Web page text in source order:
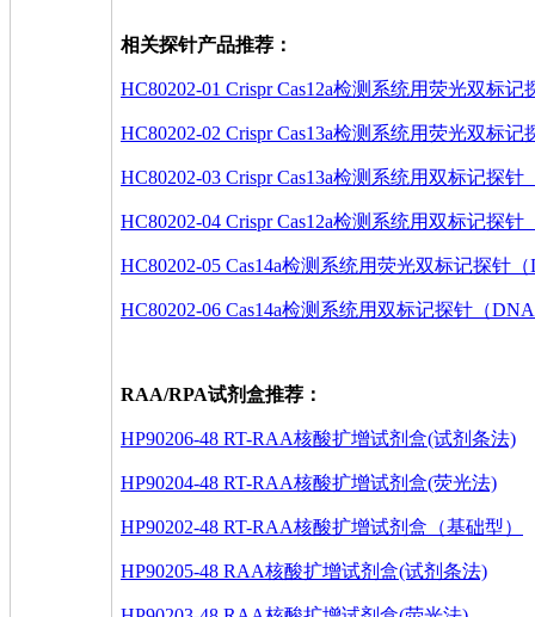
相关探针产品推荐：
HC80202-01 Crispr Cas12a检测系统用荧光双标
HC80202-02 Crispr Cas13a检测系统用荧光双标
HC80202-03 Crispr Cas13a检测系统用双标记探
HC80202-04 Crispr Cas12a检测系统用双标记探
HC80202-05 Cas14a检测系统用荧光双标记探针
HC80202-06 Cas14a检测系统用双标记探针（
RAA/RPA试剂盒推荐：
HP90206-48 RT-RAA核酸扩增试剂盒(试剂条法)
HP90204-48 RT-RAA核酸扩增试剂盒(荧光法)
HP90202-48 RT-RAA核酸扩增试剂盒（基础型）
HP90205-48 RAA核酸扩增试剂盒(试剂条法)